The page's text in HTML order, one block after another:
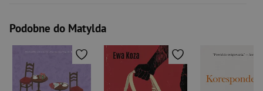
Podobne do Matylda